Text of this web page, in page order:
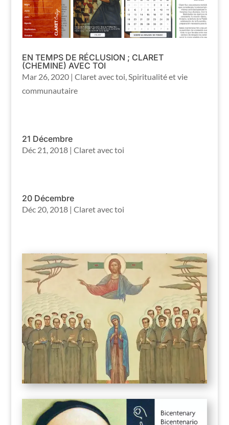
EN TEMPS DE RÉCLUSION ; CLARET
(CHEMINE) AVEC TOI
Mar 26, 2020| Claret avec toi,Spiritualité et vie
communautaire
21 Décembre
Déc 21, 2018| Claret avec toi
20 Décembre
Déc 20, 2018| Claret avec toi